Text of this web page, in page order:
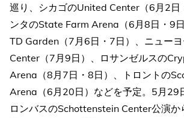
巡り、シカゴのUnited Center（6月2日
ンタのState Farm Arena（6月8日・9
TD Garden（7月6日・7日）、ニュー
Center（7月9日）、ロサンゼルスの
Arena（8月7日・8日）、トロントの
Arena（6月20日）などを予定。5月29
ロンバスのSchottenstein Center公演か